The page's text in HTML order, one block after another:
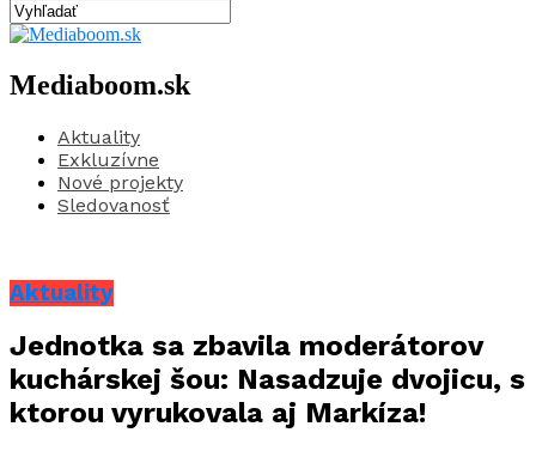
Mediaboom.sk
Aktuality
Exkluzívne
Nové projekty
Sledovanosť
Aktuality
Jednotka sa zbavila moderátorov
kuchárskej šou: Nasadzuje dvojicu, s
ktorou vyrukovala aj Markíza!